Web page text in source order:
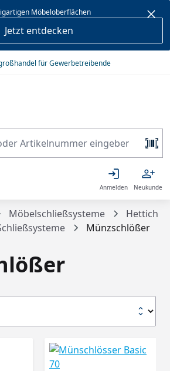
Möbeloberflächen
Jetzt entdecken
für Gewerbetreibende
Anmelden Neukunde
Möbelschließsysteme
Hettich
Münzschlößer